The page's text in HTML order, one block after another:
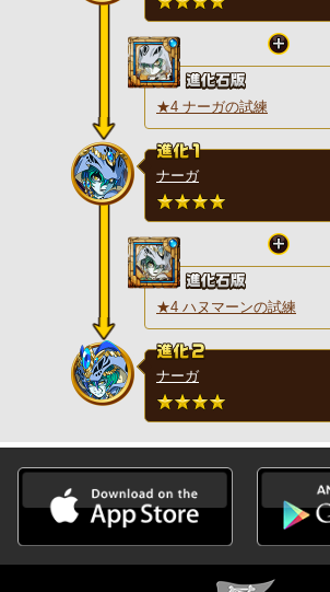
★4 ナーガの試練
ナーガ
★4 ハヌマーンの試練
ナーガ